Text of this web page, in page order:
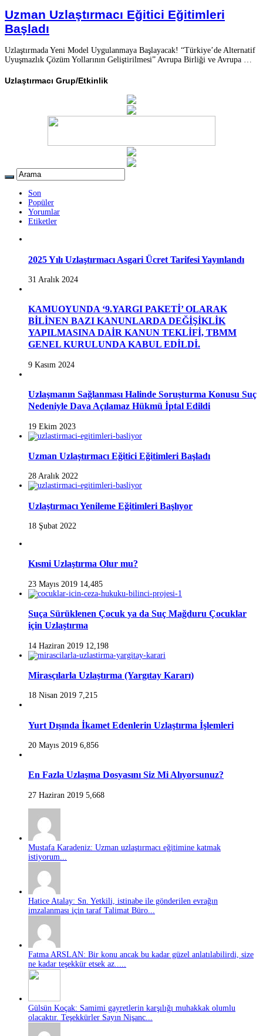
Uzman Uzlaştırmacı Eğitici Eğitimleri
Başladı
Uzlaştırmada Yeni Model Uygulanmaya Başlayacak! “Türkiye’de Alternatif
Uyuşmazlık Çözüm Yollarının Geliştirilmesi” Avrupa Birliği ve Avrupa …
Uzlaştırmacı Grup/Etkinlik
Son
Popüler
Yorumlar
Etiketler
2025 Yılı Uzlaştırmacı Asgari Ücret Tarifesi Yayınlandı
31 Aralık 2024
KAMUOYUNDA ‘9.YARGI PAKETİ’ OLARAK
BİLİNEN BAZI KANUNLARDA DEĞİŞİKLİK
YAPILMASINA DAİR KANUN TEKLİFİ, TBMM
GENEL KURULUNDA KABUL EDİLDİ.
9 Kasım 2024
Uzlaşmanın Sağlanması Halinde Soruşturma Konusu Suç
Nedeniyle Dava Açılamaz Hükmü İptal Edildi
19 Ekim 2023
Uzman Uzlaştırmacı Eğitici Eğitimleri Başladı
28 Aralık 2022
Uzlaştırmacı Yenileme Eğitimleri Başlıyor
18 Şubat 2022
Kısmi Uzlaştırma Olur mu?
23 Mayıs 2019 14,485
Suça Sürüklenen Çocuk ya da Suç Mağduru Çocuklar
için Uzlaştırma
14 Haziran 2019 12,198
Mirasçılarla Uzlaştırma (Yargıtay Kararı)
18 Nisan 2019 7,215
Yurt Dışında İkamet Edenlerin Uzlaştırma İşlemleri
20 Mayıs 2019 6,856
En Fazla Uzlaşma Dosyasını Siz Mi Alıyorsunuz?
27 Haziran 2019 5,668
Mustafa Karadeniz: Uzman uzlaştırmacı eğitimine katmak
istiyorum...
Hatice Atalay: Sn. Yetkili, istinabe ile gönderilen evrağın
imzalanması için taraf Talimat Büro...
Fatma ARSLAN: Bir konu ancak bu kadar güzel anlatılabilirdi, size
ne kadar teşekkür etsek az.....
Gülsün Koçak: Samimi gayretlerin karşılığı muhakkak olumlu
olacaktır. Teşekkürler Sayın Nişanc...